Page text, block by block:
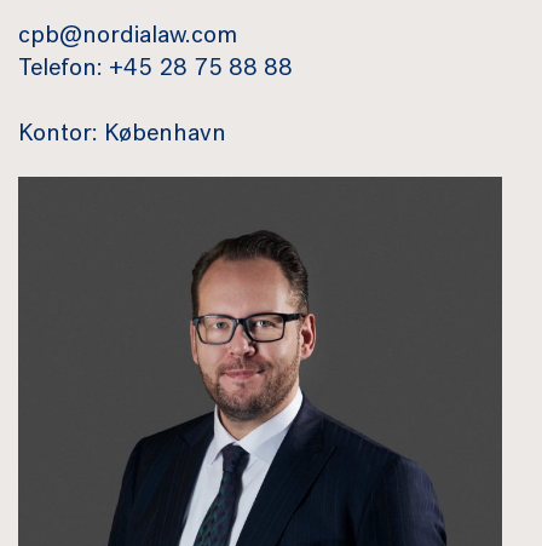
cpb@nordialaw.com
Telefon: +45 28 75 88 88
Kontor: København